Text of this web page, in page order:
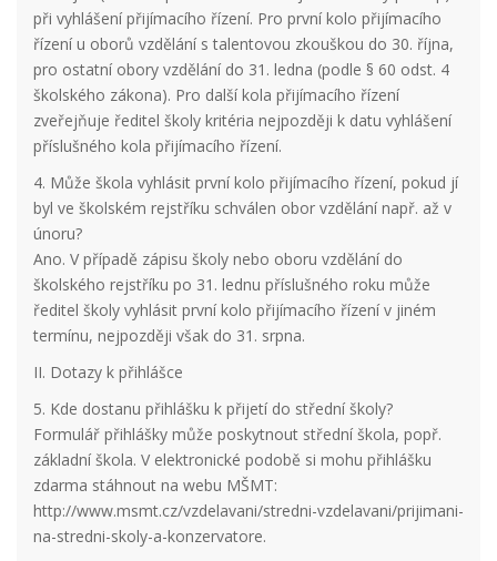
při vyhlášení přijímacího řízení. Pro první kolo přijímacího
řízení u oborů vzdělání s talentovou zkouškou do 30. října,
pro ostatní obory vzdělání do 31. ledna (podle § 60 odst. 4
školského zákona). Pro další kola přijímacího řízení
zveřejňuje ředitel školy kritéria nejpozději k datu vyhlášení
příslušného kola přijímacího řízení.
4. Může škola vyhlásit první kolo přijímacího řízení, pokud jí
byl ve školském rejstříku schválen obor vzdělání např. až v
únoru?
Ano. V případě zápisu školy nebo oboru vzdělání do
školského rejstříku po 31. lednu příslušného roku může
ředitel školy vyhlásit první kolo přijímacího řízení v jiném
termínu, nejpozději však do 31. srpna.
II. Dotazy k přihlášce
5. Kde dostanu přihlášku k přijetí do střední školy?
Formulář přihlášky může poskytnout střední škola, popř.
základní škola. V elektronické podobě si mohu přihlášku
zdarma stáhnout na webu MŠMT:
http://www.msmt.cz/vzdelavani/stredni-vzdelavani/prijimani-
na-stredni-skoly-a-konzervatore.